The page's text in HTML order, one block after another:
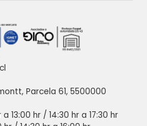
Parcela 61, 5500000
13:00 hr / 14:30 hr a 17:30 hr